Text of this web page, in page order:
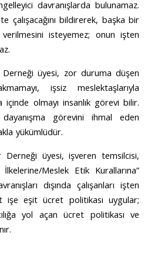
davranışlarda bulunamaz.
çalışacağını bildirerek, başka bir
isteyemez; onun işten
Derneği üyesi, zor duruma düşen
işsiz meslektaşlarıyla
içinde olmayı insanlık görevi bilir.
görevini ihmal eden
yükümlüdür.
Derneği üyesi, işveren temsilcisi,
Meslek Etik Kurallarına”
dışında çalışanları işten
işe eşit ücret politikası uygular;
yol açan ücret politikası ve